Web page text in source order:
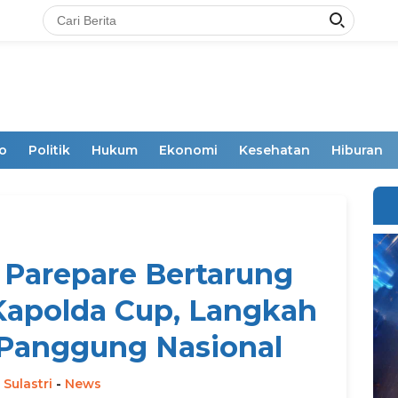
Politik Hukum Ekonomi Kesehatan Hiburan
Bertarung
Cup, Langkah
Nasional
Sulastri - News